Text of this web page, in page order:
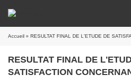
Accueil » RESULTAT FINAL DE L'ETUDE DE SATISFACTION
RESULTAT FINAL DE
SATISFACTION